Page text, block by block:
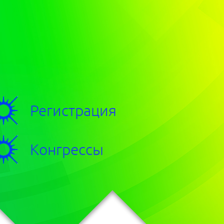
Регистрация
Конгрессы